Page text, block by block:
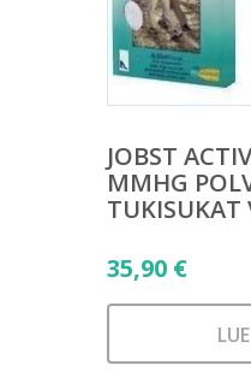
JOBST
MMHG
TUKISUKAT
35,90 €